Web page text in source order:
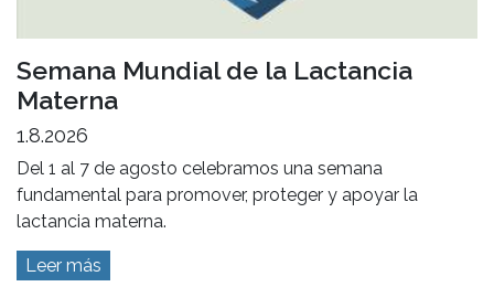
Semana Mundial de la Lactancia
Materna
1.8.2026
Del 1 al 7 de agosto celebramos una semana
fundamental para promover, proteger y apoyar la
lactancia materna.
Leer más